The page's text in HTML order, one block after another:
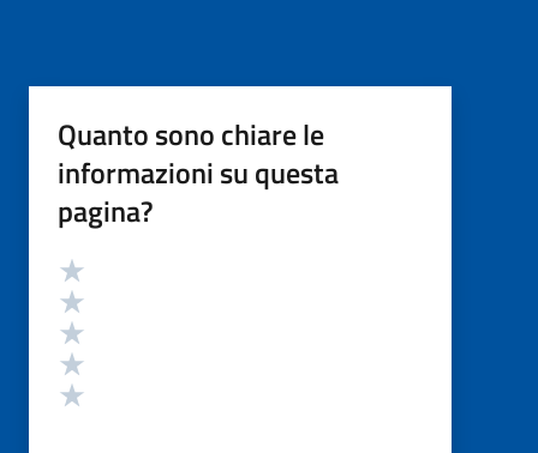
Quanto sono chiare le
informazioni su questa
pagina?
Valutazione